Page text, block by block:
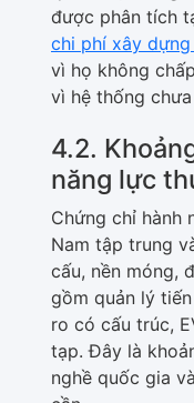
được phân tích
chi phí xây dựng
vì họ không
vì hệ thống
4.2.
năng lực
Chứng chỉ hành
Nam tập trung
cấu, nền móng,
gồm quản lý
ro có cấu trúc,
tạp. Đây là
nghề quốc gia